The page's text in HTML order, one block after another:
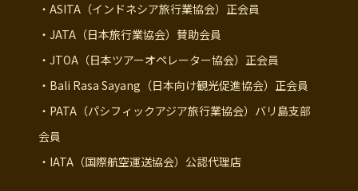
・ASITA（インドネシア旅行業協会）正会員
・JATA（日本旅行業協会）賛助会員
・JTOA（日本ツアーオペレーター協会）正会員
・Bali Rasa Sayang（日本向け観光促進協会）正会員
・PATA（パシフィックアジア旅行業協会）バリ島支部
会員
・IATA（国際航空運送協会）公認代理店